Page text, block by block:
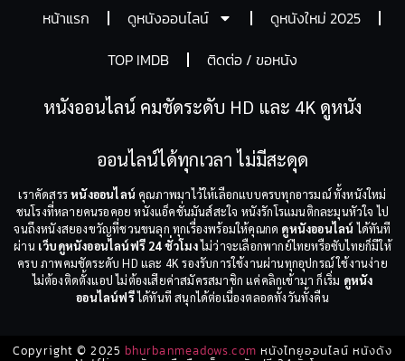
หน้าแรก ดูหนังออนไลน์
ดูหนังใหม่ 2025
TOP IMDB
ติดต่อ / ขอหนัง
หนังออนไลน์ คมชัดระดับ HD และ 4K ดูหนัง
ออนไลน์ได้ทุกเวลา ไม่มีสะดุด
เราคัดสรรหนังออนไลน์ คุณภาพมาไว้ให้เลือกแบบครบทุกอารมณ์ ทั้งหนังใหม่
ชนโรงที่หลายคนรอคอย หนังแอ็คชั่นมันส์สะใจ หนังรักโรแมนติกละมุนหัวใจ ไป
จนถึงหนังสยองขวัญที่ชวนขนลุก ทุกเรื่องพร้อมให้คุณกด ดูหนังออนไลน์ ได้ทันที
ผ่าน เว็บดูหนังออนไลน์ฟรี 24 ชั่วโมงไม่ว่าจะเลือกพากย์ไทยหรือซับไทยก็มีให้
ครบ ภาพคมชัดระดับ HD และ 4K รองรับการใช้งานผ่านทุกอุปกรณ์ ใช้งานง่าย
ไม่ต้องติดตั้งแอป ไม่ต้องเสียค่าสมัครสมาชิก แค่คลิกเข้ามา ก็เริ่ม ดูหนัง
ออนไลน์ฟรีได้ทันที สนุกได้ต่อเนื่องตลอดทั้งวันทั้งคืน
Copyright © 2025 bhurbanmeadows.com หนังไทยออนไลน์ หนังดัง